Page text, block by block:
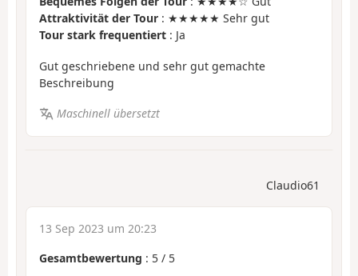
Attraktivität der Tour : ★★★★★ Sehr gut
Tour stark frequentiert : Ja
Gut geschriebene und sehr gut gemachte
Beschreibung
Maschinell übersetzt
Claudio61
13 Sep 2023 um 20:23
Gesamtbewertung : 5 / 5